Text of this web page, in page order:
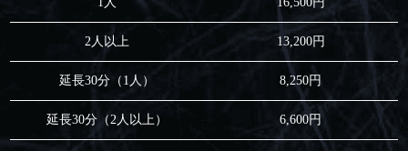
2人以上 13,200円
延長30分（1人） 8,250円
延長30分（2人以上） 6,600円